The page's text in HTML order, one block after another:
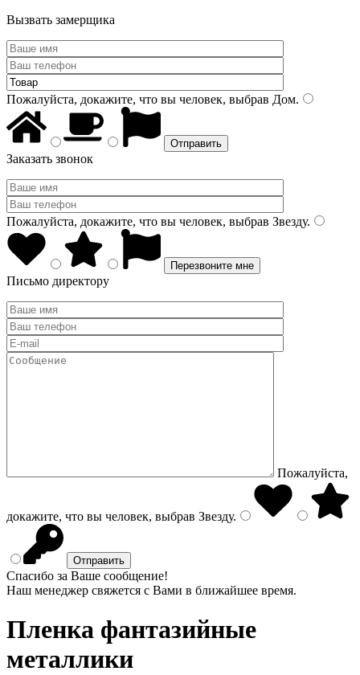
Вызвать замерщика
Пожалуйста, докажите, что вы человек, выбрав Дом.
Заказать звонок
Пожалуйста, докажите, что вы человек, выбрав Звезду.
Письмо директору
Пожалуйста,
докажите, что вы человек, выбрав Звезду.
Спасибо за Ваше сообщение!
Наш менеджер свяжется с Вами в ближайшее время.
Пленка фантазийные
металлики